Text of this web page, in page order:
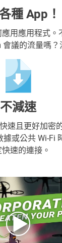
種 App！
用應用程式。
議的流量嗎？
不減速
速且更好加密
或公共 Wi-Fi
速的連接。